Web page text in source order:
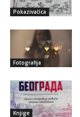
Pokazivačica
Fotografija
Knjige